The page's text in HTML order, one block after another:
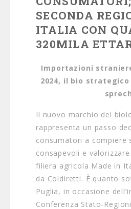
SECONDA
ITALIA CON
320MILA
Importazioni
2024, il bio
Il nuovo marchio del
rappresenta un passo
consumatori a compiere
consapevoli e
filiera agricola Made in
da Coldiretti. È quanto
Puglia, in occasione
Conferenza Stato-